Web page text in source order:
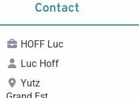
Contact
HOFF Luc
Luc Hoff
Yutz